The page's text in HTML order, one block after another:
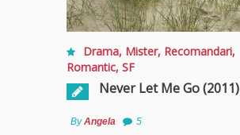
Drama, Mister, Recomandari,
Romantic, SF
Never Let Me Go (2011)
ByAngela 5